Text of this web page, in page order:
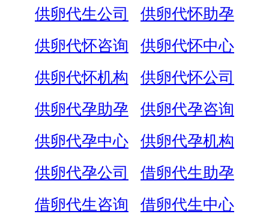
供卵代生公司
供卵代怀助孕
供卵代怀咨询
供卵代怀中心
供卵代怀机构
供卵代怀公司
供卵代孕助孕
供卵代孕咨询
供卵代孕中心
供卵代孕机构
供卵代孕公司
借卵代生助孕
借卵代生咨询
借卵代生中心